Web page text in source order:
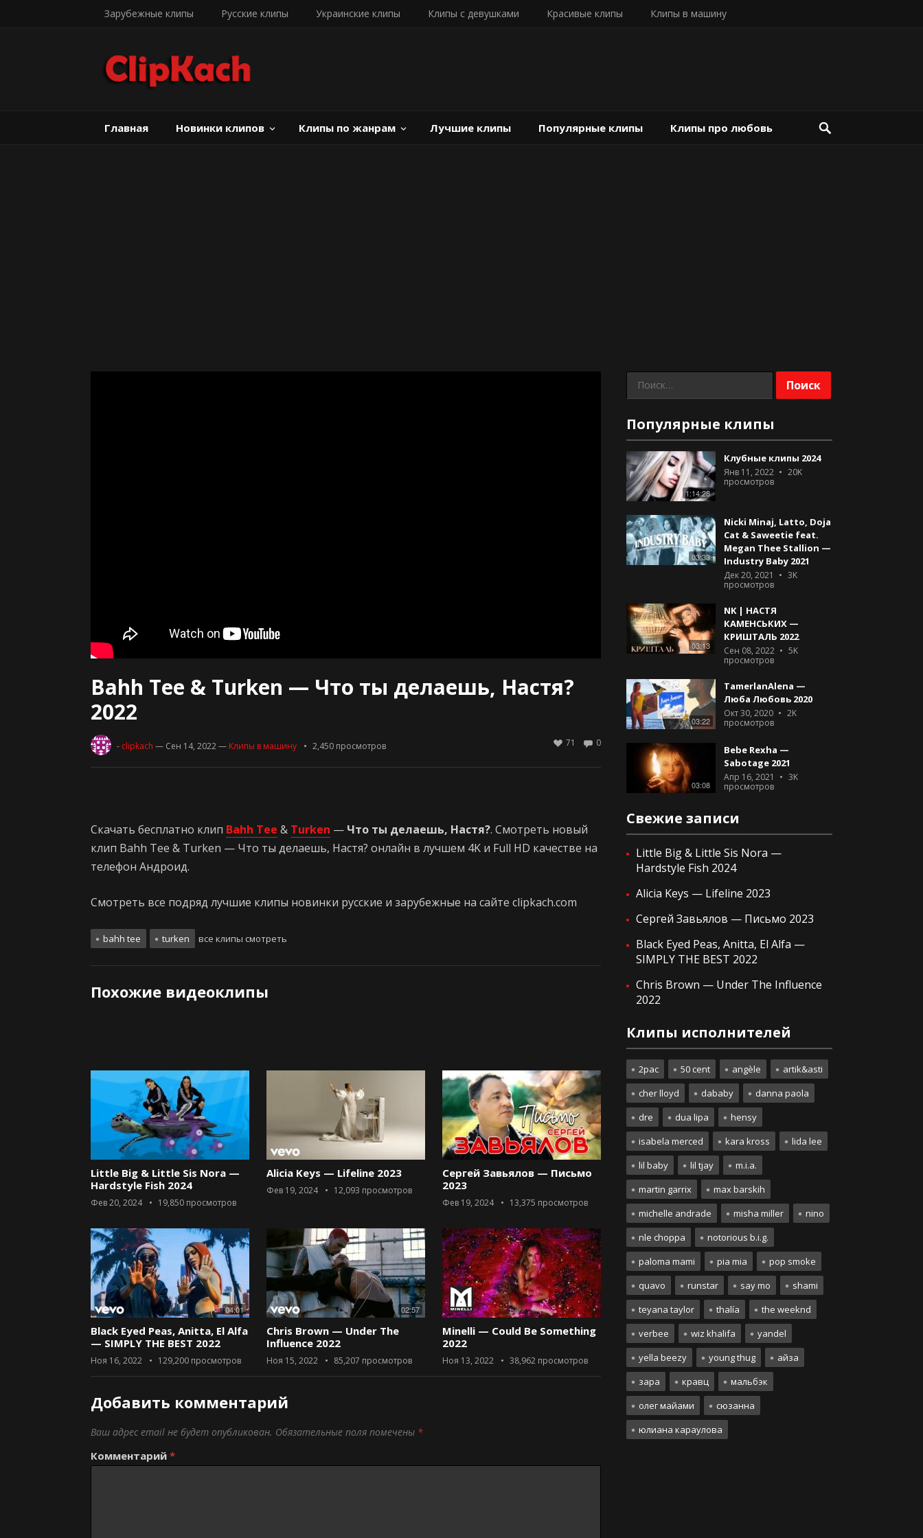
Зарубежные клипы Русские клипы Украинские клипы Клипы с девушками Красивые клипы Клипы в машину
Главная Новинки клипов Клипы по жанрам Лучшие клипы Популярные клипы Клипы про любовь
Bahh Tee & Turken — Что ты делаешь, Настя?
2022
- clipkach — Сен 14, 2022— Клипы в машину 2,450 просмотров 0
71
Скачать бесплатно клип Bahh Tee & Turken — Что ты делаешь, Настя?. Смотреть новый
клип Bahh Tee & Turken — Что ты делаешь, Настя? онлайн в лучшем 4K и Full HD качестве на
телефон Андроид.
Смотреть все подряд лучшие клипы новинки русские и зарубежные на сайте clipkach.com
bahh tee turken все клипы смотреть
Похожие видеоклипы
Little Big & Little Sis Nora —
Hardstyle Fish 2024
Фев 20, 2024 19,850 просмотров
Alicia Keys — Lifeline 2023
Фев 19, 2024 12,093 просмотров
Сергей Завьялов — Письмо
2023
Фев 19, 2024 13,375 просмотров
04:01
Black Eyed Peas, Anitta, El Alfa
— SIMPLY THE BEST 2022
Ноя 16, 2022 129,200 просмотров
02:57
Chris Brown — Under The
Influence 2022
Ноя 15, 2022 85,207 просмотров
Minelli — Could Be Something
2022
Ноя 13, 2022 38,962 просмотров
Добавить комментарий
Ваш адрес email не будет опубликован. Обязательные поля помечены *
Комментарий *
Найти:
Популярные клипы
1:14:28
Клубные клипы 2024
Янв 11, 2022
20K
просмотров
03:33
Nicki Minaj, Latto, Doja
Cat & Saweetie feat.
Megan Thee Stallion —
Industry Baby 2021
Дек 20, 2021
3K
просмотров
03:13
NK | НАСТЯ
КАМЕНСЬКИХ —
КРИШТАЛЬ 2022
Сен 08, 2022
5K
просмотров
03:22
TamerlanAlena —
Люба Любовь 2020
Окт 30, 2020
2K
просмотров
03:08
Bebe Rexha —
Sabotage 2021
Апр 16, 2021
3K
просмотров
Свежие записи
Little Big & Little Sis Nora —
Hardstyle Fish 2024
Alicia Keys — Lifeline 2023
Сергей Завьялов — Письмо 2023
Black Eyed Peas, Anitta, El Alfa —
SIMPLY THE BEST 2022
Chris Brown — Under The Influence
2022
Клипы исполнителей
2pac 50 cent angèle
artik&asti
cher lloyd
dababy
danna paola
dre
dua lipa
hensy
isabela merced
kara kross
lida lee
lil baby
lil tjay
m.i.a.
martin garrix
max barskih
michelle andrade
misha miller
nino
nle choppa
notorious b.i.g.
paloma mami
pia mia
pop smoke
quavo
runstar say mo
shami
teyana taylor
thalía
the weeknd
verbee
wiz khalifa
yandel
yella beezy
young thug
айза
зара
кравц
мальбэк
олег майами
сюзанна
юлиана караулова